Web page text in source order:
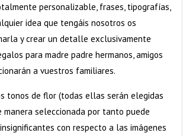
personalizable, frases, tipografías,
idea que tengáis nosotros os
y crear un detalle exclusivamente
para madre padre hermanos, amigos
a vuestros familiares.
tonos de flor (todas ellas serán elegidas
manera seleccionada por tanto puede
con respecto a las imágenes